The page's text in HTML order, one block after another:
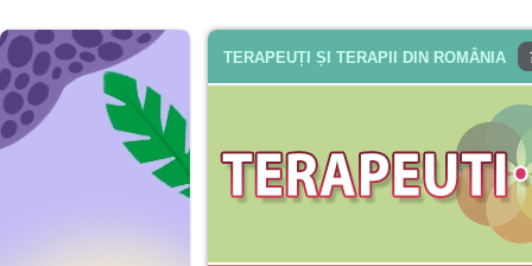
TERAPEUȚI ȘI TERAPII DIN ROMÂNIA